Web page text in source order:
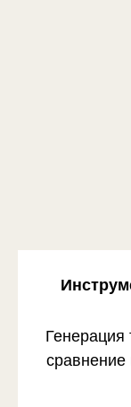
Генерация